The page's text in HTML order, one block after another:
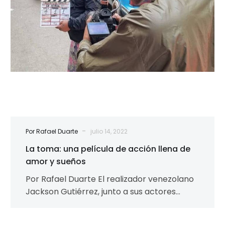
de
amor
y
Por Rafael Duarte - julio 14, 2022
La toma: una película de acción llena de
amor y sueños
Por Rafael Duarte El realizador venezolano
Jackson Gutiérrez, junto a sus actores